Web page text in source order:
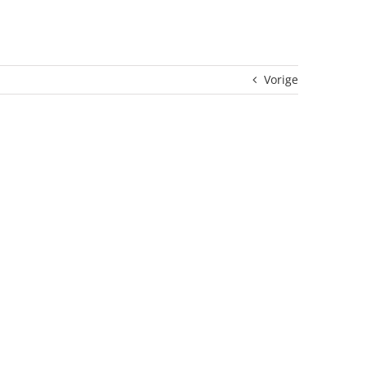
Vorige